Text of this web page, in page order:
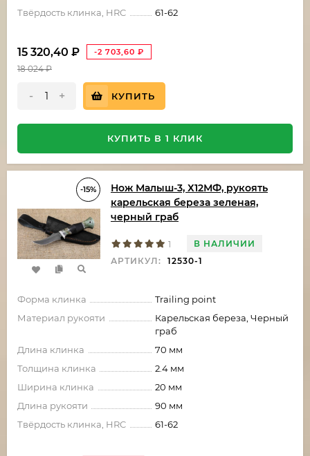
Твёрдость клинка, HRC
61-62
15 320,40 ₽ -2 703,60 ₽
18 024₽
- + КУПИТЬ
КУПИТЬ В 1 КЛИК
-15%
Нож Малыш-3, Х12МФ, рукоять
карельская береза зеленая,
черный граб
1
В НАЛИЧИИ
АРТИКУЛ:
12530-1
Форма клинка
Trailing point
Материал рукояти
Карельская береза, Черный
граб
Длина клинка
70 мм
Толщина клинка
2.4 мм
Ширина клинка
20 мм
Длина рукояти
90 мм
Твёрдость клинка, HRC
61-62